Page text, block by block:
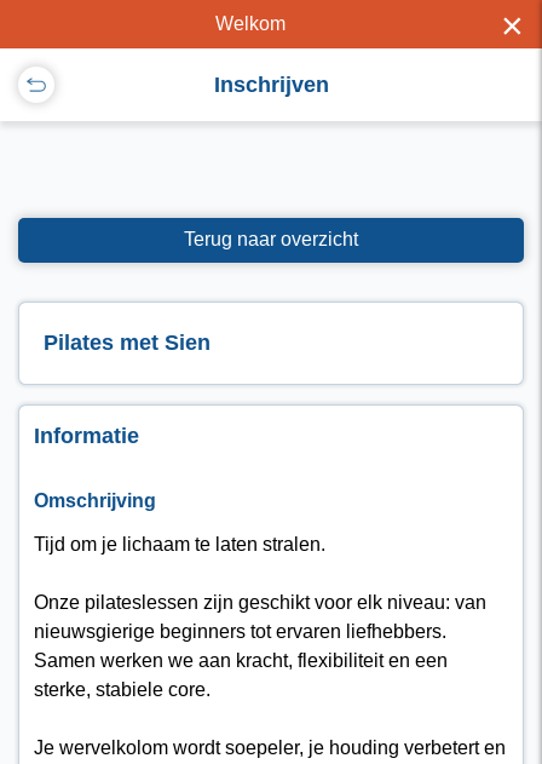
Welkom ×
Inschrijven
Terug naar overzicht
Pilates met Sien
Informatie
Omschrijving
Tijd om je lichaam te laten stralen.
Onze pilateslessen zijn geschikt voor elk niveau: van
nieuwsgierige beginners tot ervaren liefhebbers.
Samen werken we aan kracht, flexibiliteit en een
sterke, stabiele core.
Je wervelkolom wordt soepeler, je houding verbetert en